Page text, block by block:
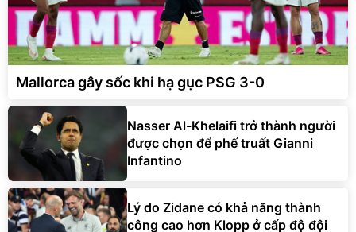
Mallorca gây sốc khi hạ gục PSG 3-0
Nasser Al-Khelaifi trở thành người
được chọn để phế truất Gianni
Infantino
Lý do Zidane có khả năng thành
công cao hơn Klopp ở cấp độ đội